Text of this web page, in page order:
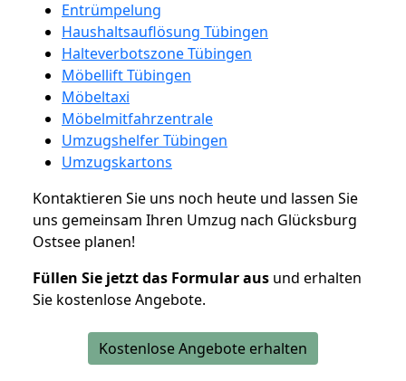
Entrümpelung
Haushaltsauflösung Tübingen
Halteverbotszone Tübingen
Möbellift Tübingen
Möbeltaxi
Möbelmitfahrzentrale
Umzugshelfer Tübingen
Umzugskartons
Kontaktieren Sie uns noch heute und lassen Sie
uns gemeinsam Ihren Umzug nach Glücksburg
Ostsee planen!
Füllen Sie jetzt das Formular aus und erhalten
Sie kostenlose Angebote.
Kostenlose Angebote erhalten